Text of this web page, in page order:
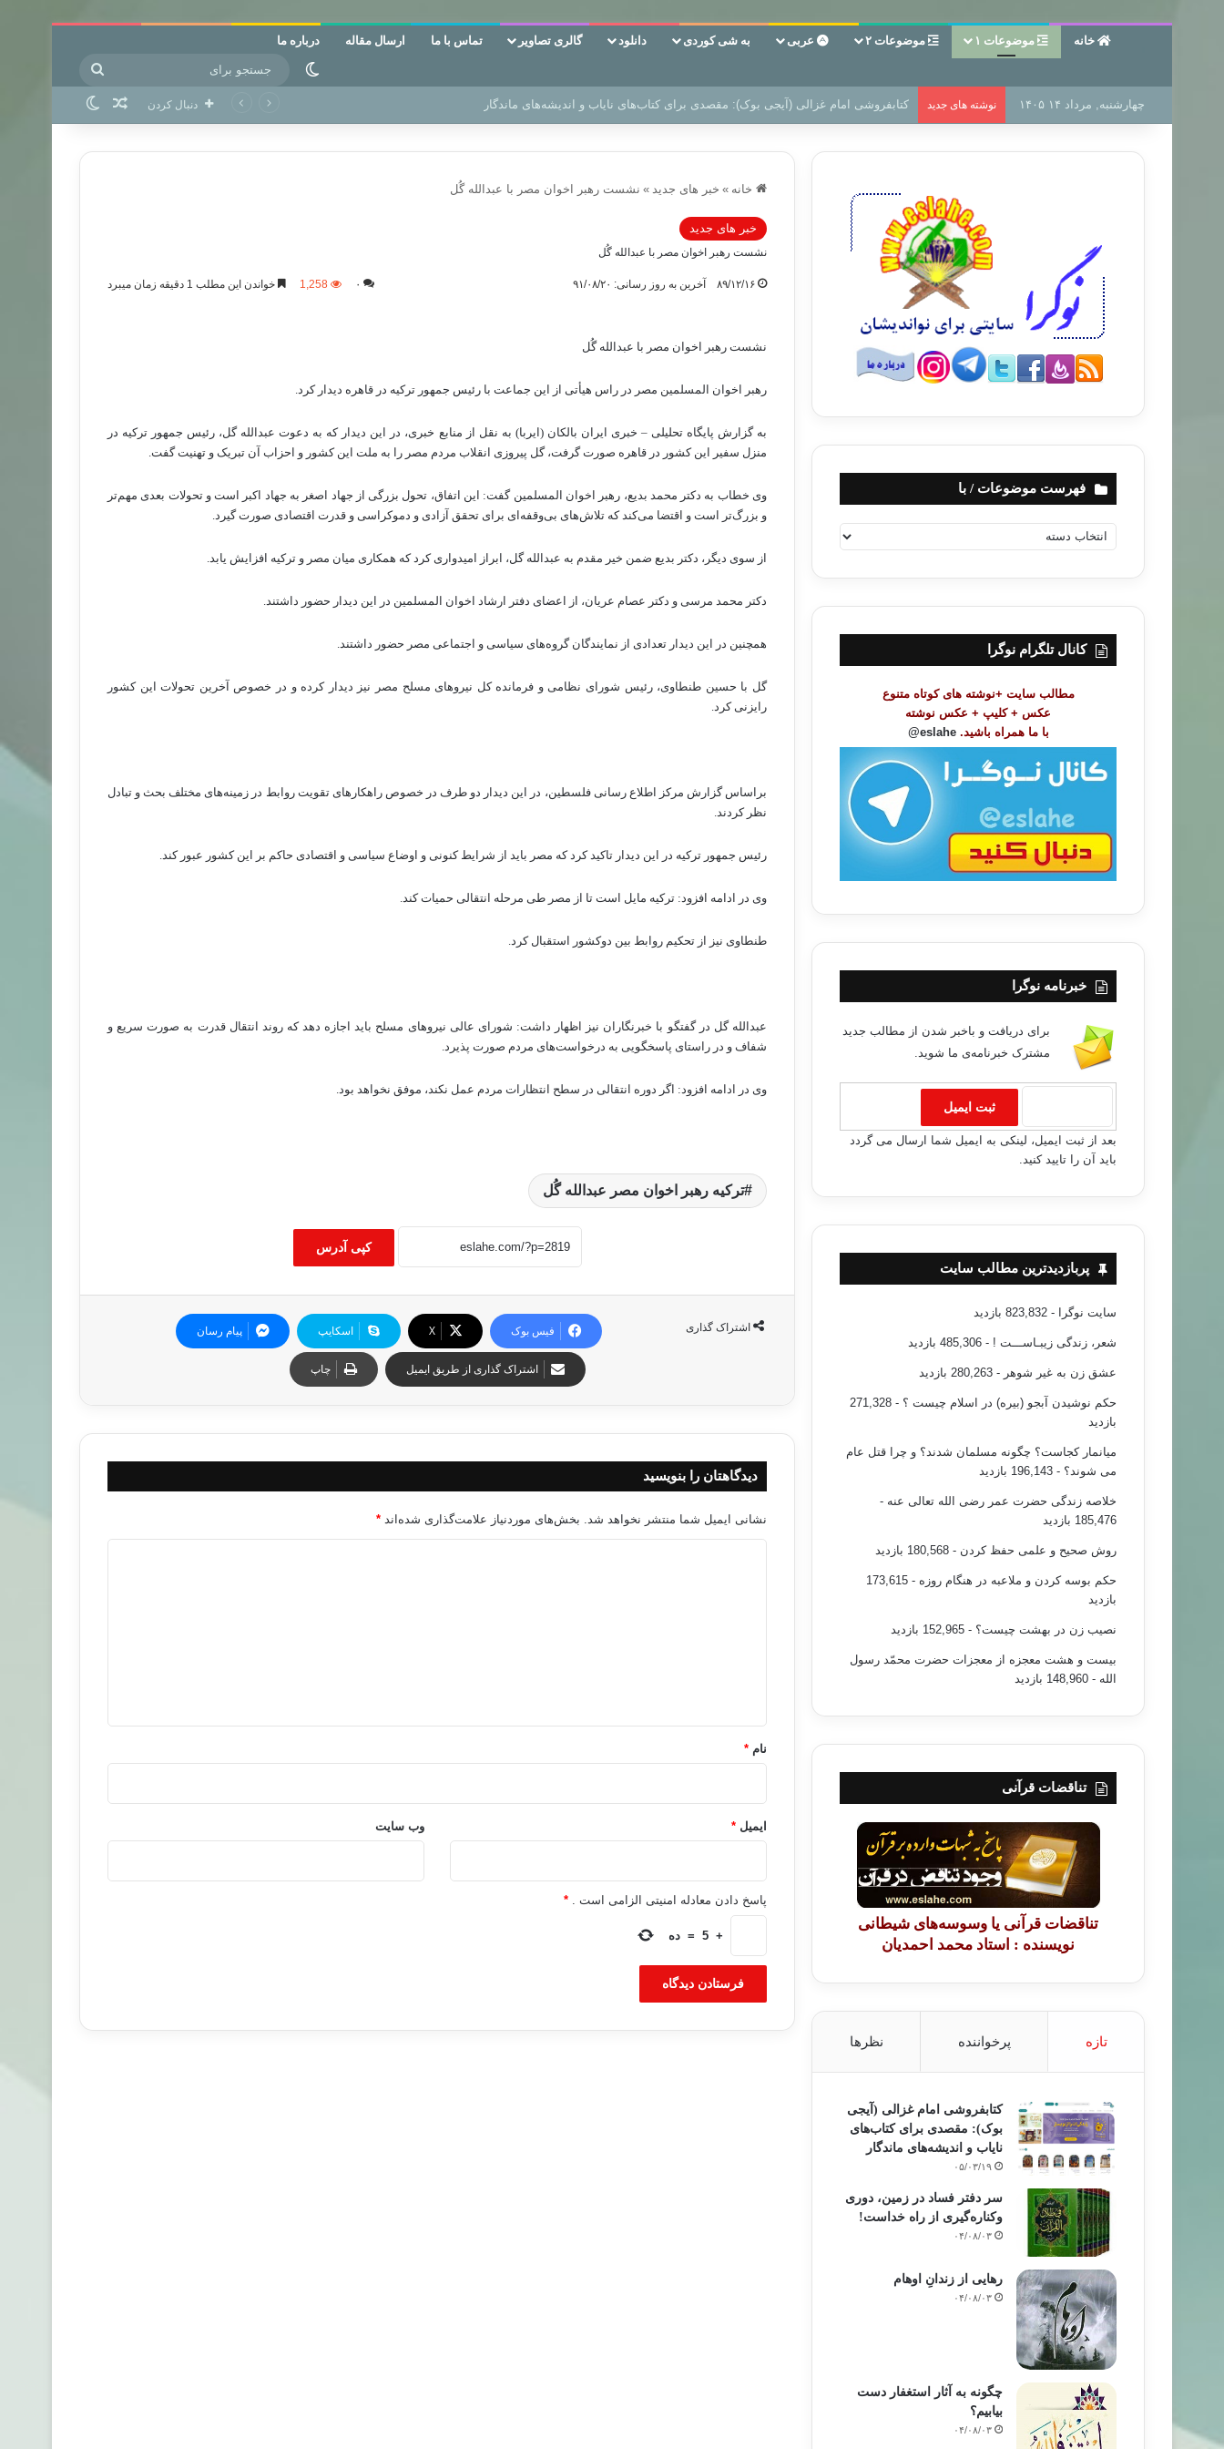
خانه موضوعات ۱ موضوعات ۲ عربی به شی کوردی دانلود گالری تصاویر تماس با ما ارسال مقاله درباره ما
تغییر پوسته
برای چهارشنبه, مرداد ۱۴ ۱۴۰۵ نوشته های جدید سر دفتر فساد در زمین‌، دوری وکناره‌گیری از راه خداست‌! دنبال کردن نوشته تصادفی
خانه » خبر های جدید » نشست رهبر اخوان مصر با عبدالله گُل
خبر های جدید
نشست رهبر اخوان مصر با عبدالله گُل
۸۹/۱۲/۱۶ آخرین به روز رسانی: ۹۱/۰۸/۲۰ ۰ 1,258 خواندن این مطلب 1 دقیقه زمان میبرد
نشست رهبر اخوان مصر با عبدالله گُل
رهبر اخوان المسلمین مصر در راس هیأتی از این جماعت با رئیس جمهور ترکیه در قاهره دیدار کرد.
به گزارش پایگاه تحلیلی – خبری ایران بالکان (ایربا) به نقل از منابع خبری، در این دیدار که به دعوت عبدالله گل، رئیس جمهور ترکیه در
منزل سفیر این کشور در قاهره صورت گرفت، گل پیروزی انقلاب مردم مصر را به ملت این کشور و احزاب آن تبریک و تهنیت گفت.
وی خطاب به دکتر محمد بدیع، رهبر اخوان المسلمین گفت: این اتفاق، تحول بزرگی از جهاد اصغر به جهاد اکبر است و تحولات بعدی مهم‌تر
و بزرگ‌تر است و اقتضا می‌کند که تلاش‌های بی‌وقفه‌ای برای تحقق آزادی و دموکراسی و قدرت اقتصادی صورت گیرد.
از سوی دیگر، دکتر بدیع ضمن خیر مقدم به عبدالله گل، ابراز امیدواری کرد که همکاری‌ میان مصر و ترکیه افزایش یابد.
دکتر محمد مرسی و دکتر عصام عریان، از اعضای دفتر ارشاد اخوان المسلمین در این دیدار حضور داشتند.
همچنین در این دیدار تعدادی از نمایندگان گروه‌های سیاسی و اجتماعی مصر حضور داشتند.
گل با حسین طنطاوی، رئیس شورای نظامی و فرمانده کل نیروهای مسلح مصر نیز دیدار کرده و در خصوص آخرین تحولات این کشور
رایزنی کرد.
براساس گزارش مرکز اطلاع رسانی فلسطین، در این دیدار دو طرف در خصوص راهکارهای تقویت روابط در زمینه‌های مختلف بحث و تبادل
نظر کردند.
رئیس جمهور ترکیه در این دیدار تاکید کرد که مصر باید از شرایط کنونی و اوضاع سیاسی و اقتصادی حاکم بر این کشور عبور کند.
وی در ادامه افزود: ترکیه مایل است تا از مصر طی مرحله انتقالی حمیات کند.
طنطاوی نیز از تحکیم روابط بین دوکشور استقبال کرد.
عبدالله گل در گفتگو با خبرنگاران نیز اظهار داشت: شورای عالی نیروهای مسلح باید اجازه دهد که روند انتقال قدرت به صورت سریع و
شفاف و در راستای پاسخگویی به درخواست‌های مردم صورت پذیرد.
وی در ادامه افزود: اگر دوره انتقالی در سطح انتظارات مردم عمل نکند، موفق نخواهد بود.
تركيه رهبر اخوان مصر عبدالله گُل
کپی آدرس
اشتراک گذاری فیس بوک X اسکایپ پیام رسان
اشتراک گذاری از طریق ایمیل چاپ
دیدگاهتان را بنویسید
نشانی ایمیل شما منتشر نخواهد شد. بخش‌های موردنیاز علامت‌گذاری شده‌اند *
نام *
ایمیل * وب‌ سایت
پاسخ دادن معادله امنیتی الزامی است . *
+
5
= ده
فهرست موضوعات / با
ه
ت
ض
کانال تلگرام نوگرا
مطالب سایت +نوشته های کوتاه متنوع
عکس + کلیپ + عکس نوشته
با ما همراه باشید. eslahe@
خبرنامه نوگرا
برای دریافت و باخبر شدن از مطالب جدید
مشترک خبرنامه‌ی ما شوید.
بعد از ثبت ایمیل، لینکی به ایمیل شما ارسال می گردد
باید آن را تایید کنید.
پربازدیدترین مطالب سایت
سایت نوگرا - 823,832 بازدید
شعر، زندگی زیبـاســـت ! - 485,306 بازدید
عشق زن به غیر شوهر - 280,263 بازدید
حکم نوشیدن آبجو (بیره) در اسلام چیست ؟
- 271,328
بازدید
میانمار کجاست؟ چگونه مسلمان شدند؟ و چرا قتل عام
می شوند؟ - 196,143 بازدید
خلاصه زندگی حضرت عمر رضی الله تعالی عنه -
185,476 بازدید
روش صحیح و علمی حفظ کردن - 180,568 بازدید
حکم بوسه کردن و ملاعبه در هنگام روزه
- 173,615
بازدید
نصیب زن در بهشت چیست؟ - 152,965 بازدید
بیست و هشت معجزه از معجزات حضرت محمّد رسول
الله - 148,960 بازدید
تناقضات قرآنی
تناقضات قرآنی یا وسوسه‌های شیطانی
نویسنده : استاد محمد احمدیان
تازه پرخواننده نظرها
کتابفروشی امام غزالی (آیجی
بوک): مقصدی برای کتاب‌های
نایاب و اندیشه‌های ماندگار
۰۵/۰۳/۱۹
سر دفتر فساد در زمین‌، دوری
وکناره‌گیری از راه خداست‌!
۰۴/۰۸/۰۳
رهایی از زندانِ اوهام
۰۴/۰۸/۰۳
چگونه به آثار استغفار دست
بیابیم؟
۰۴/۰۸/۰۳